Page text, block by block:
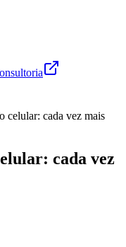
celular: cada vez mais
cada vez